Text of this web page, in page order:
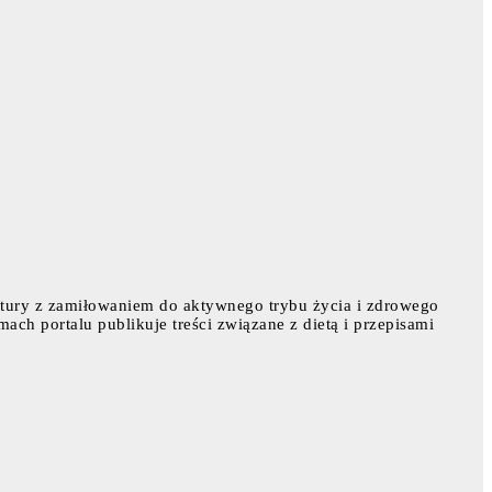
z zamiłowaniem do aktywnego trybu życia i zdrowego
portalu publikuje treści związane z dietą i przepisami